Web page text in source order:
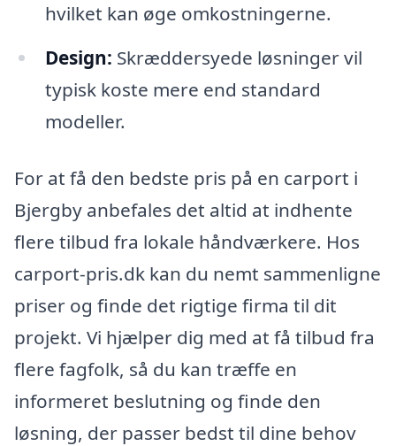
hvilket kan øge omkostningerne.
Design: Skræddersyede løsninger vil
typisk koste mere end standard
modeller.
For at få den bedste pris på en carport i
Bjergby anbefales det altid at indhente
flere tilbud fra lokale håndværkere. Hos
carport-pris.dk kan du nemt sammenligne
priser og finde det rigtige firma til dit
projekt. Vi hjælper dig med at få tilbud fra
flere fagfolk, så du kan træffe en
informeret beslutning og finde den
løsning, der passer bedst til dine behov